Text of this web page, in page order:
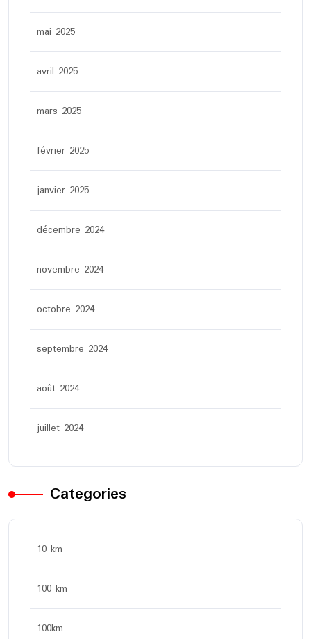
mai 2025
avril 2025
mars 2025
février 2025
janvier 2025
décembre 2024
novembre 2024
octobre 2024
septembre 2024
août 2024
juillet 2024
Categories
10 km
100 km
100km